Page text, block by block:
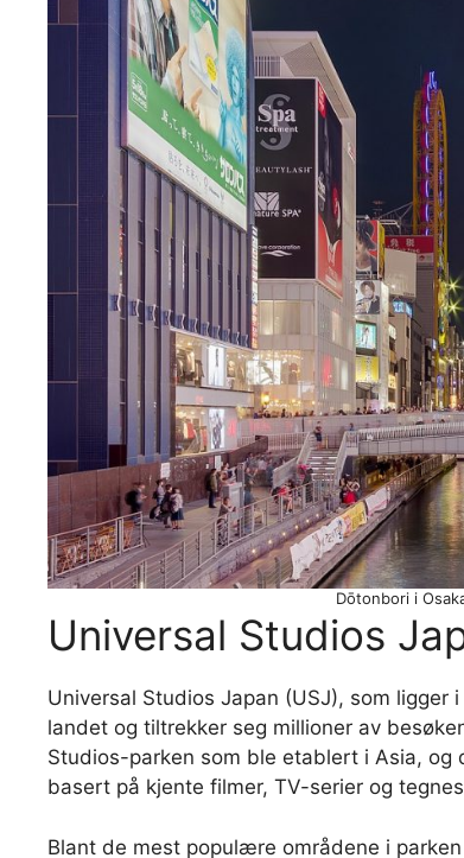
Dōtonbori i
Universal Studios
Universal Studios Japan (USJ), som
landet og tiltrekker seg millioner av
Studios-parken som ble etablert i Asia,
basert på kjente filmer, TV-serier og
Blant de mest populære områdene i